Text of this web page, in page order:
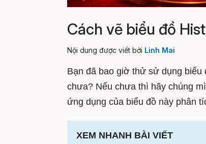
Cách vẽ biểu đồ
Nội dung được viết bởi Linh Mai
Bạn đã bao giờ thử sử dụng
chưa? Nếu chưa thì hãy chúng
ứng dụng của biểu đồ này phân
XEM NHANH BÀI VIẾT